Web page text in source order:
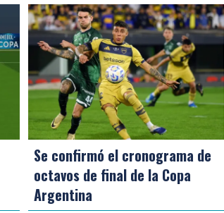
Se confirmó el cronograma de
octavos de final de la Copa
Argentina